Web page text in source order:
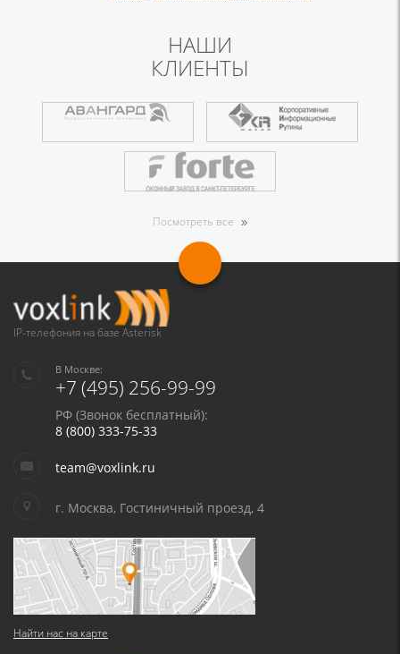
НАШИ
КЛИЕНТЫ
Посмотреть все
IP-телефония на базе Asterisk
В Москве:
+7 (495) 256-99-99
РФ (Звонок бесплатный):
8 (800) 333-75-33
team@voxlink.ru
г. Москва, Гостиничный проезд, 4
Найти нас на карте